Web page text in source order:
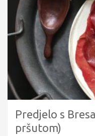
Predjelo s
pršutom)